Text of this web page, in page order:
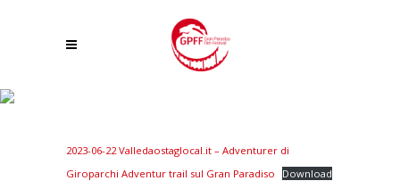
2023-06-22 Valledaostaglocal.it – Adventurer di
Giroparchi Adventur trail sul Gran Paradiso
Download